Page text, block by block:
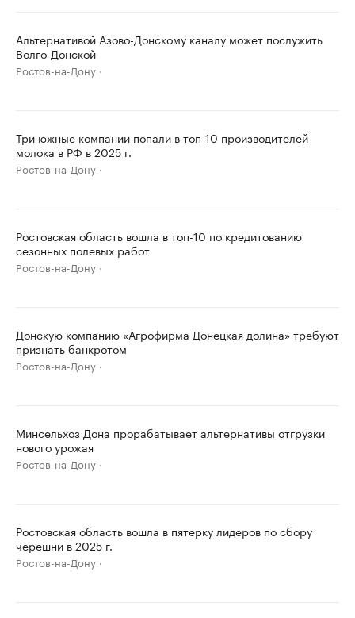
Альтернативой Азово-Донскому каналу может послужить
Волго-Донской
Ростов-на-Дону
Три южные компании попали в топ-10 производителей
молока в РФ в 2025 г.
Ростов-на-Дону
Ростовская область вошла в топ-10 по кредитованию
сезонных полевых работ
Ростов-на-Дону
Донскую компанию «Агрофирма Донецкая долина» требуют
признать банкротом
Ростов-на-Дону
Минсельхоз Дона прорабатывает альтернативы отгрузки
нового урожая
Ростов-на-Дону
Ростовская область вошла в пятерку лидеров по сбору
черешни в 2025 г.
Ростов-на-Дону